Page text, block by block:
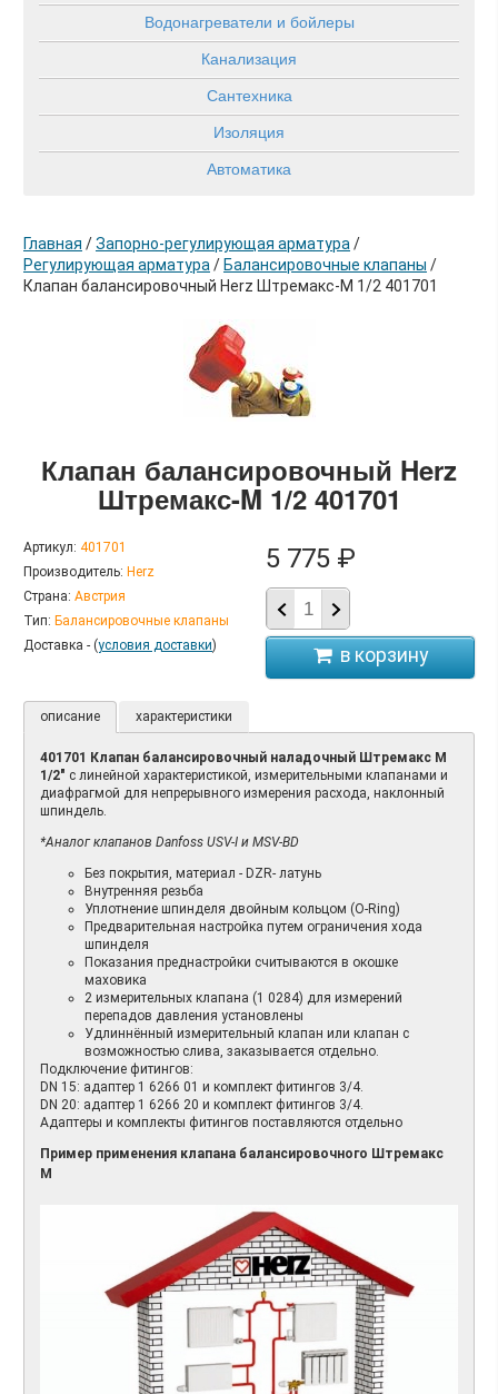
Водонагреватели и бойлеры
Канализация
Сантехника
Изоляция
Автоматика
Главная /Запорно-регулирующая арматура/
Регулирующая арматура/ Балансировочные клапаны /
Клапан балансировочный Herz Штремакс-M 1/2 401701
Клапан балансировочный Herz
Штремакс-M 1/2 401701
Артикул: 401701
Производитель: Herz
Страна: Австрия
Тип: Балансировочные клапаны
Доставка - (условия доставки)
5 775 ₽
в корзину
описание характеристики
401701 Клапан балансировочный наладочный Штремакс M
1/2" с линейной характеристикой, измерительными клапанами и
диафрагмой для непрерывного измерения расхода, наклонный
шпиндель.
*Аналог клапанов Danfoss USV-I и MSV-BD
Без покрытия, материал - DZR- латунь
Внутренняя резьба
Уплотнение шпинделя двойным кольцом (O-Ring)
Предварительная настройка путем ограничения хода
шпинделя
Показания преднастройки считываются в окошке
маховика
2 измерительных клапана (1 0284) для измерений
перепадов давления установлены
Удлиннённый измерительный клапан или клапан с
возможностью слива, заказывается отдельно.
Подключение фитингов:
DN 15: адаптер 1 6266 01 и комплект фитингов 3/4.
DN 20: адаптер 1 6266 20 и комплект фитингов 3/4.
Адаптеры и комплекты фитингов поставляются отдельно
Пример применения клапана балансировочного Штремакс
М